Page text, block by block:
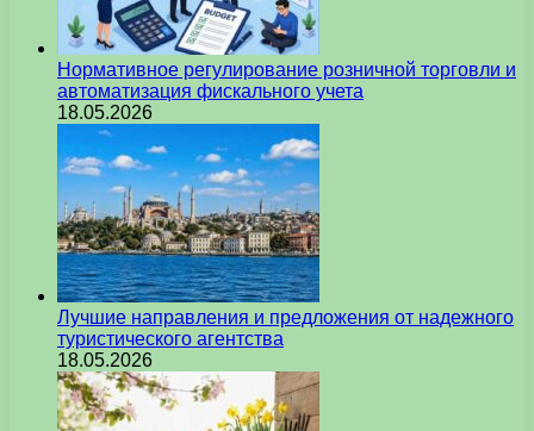
Нормативное регулирование розничной торговли и
автоматизация фискального учета
18.05.2026
Лучшие направления и предложения от надежного
туристического агентства
18.05.2026